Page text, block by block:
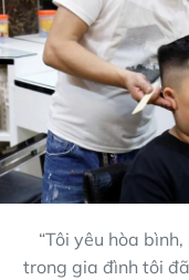
“Tôi yêu hòa
trong gia đình tôi